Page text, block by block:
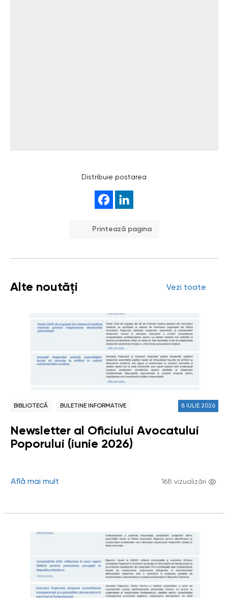
Distribuie postarea
Printează pagina
Alte noutăți Vezi toate
BIBLIOTECĂ BULETINE INFORMATIVE 8 IULIE 2026
Newsletter al Oficiului Avocatului
Poporului (iunie 2026)
Află mai mult 168 vizualizări